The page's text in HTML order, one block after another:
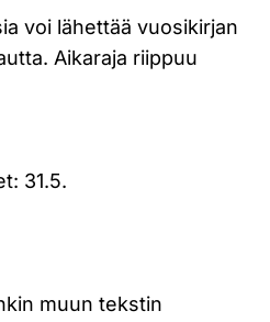
voi lähettää vuosikirjan
Aikaraja riippuu
31.5.
muun tekstin